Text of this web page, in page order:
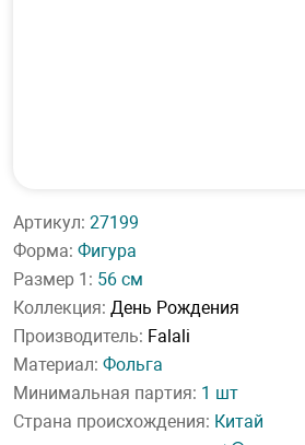
Артикул: 27199
Форма: Фигура
Размер 1: 56 см
Коллекция: День Рождения
Производитель: Falali
Материал: Фольга
Минимальная партия: 1 шт
Страна происхождения: Китай